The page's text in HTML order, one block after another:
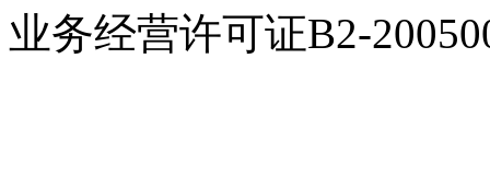
业务经营许可证B2-